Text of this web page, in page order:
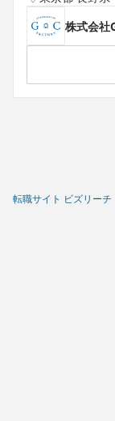
株式会社
転職サイト ビズリーチ